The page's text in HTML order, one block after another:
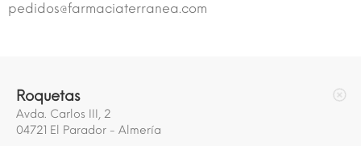
pedidos@farmaciaterranea.com
Roquetas
Avda. Carlos III, 2
04721 El Parador - Almería